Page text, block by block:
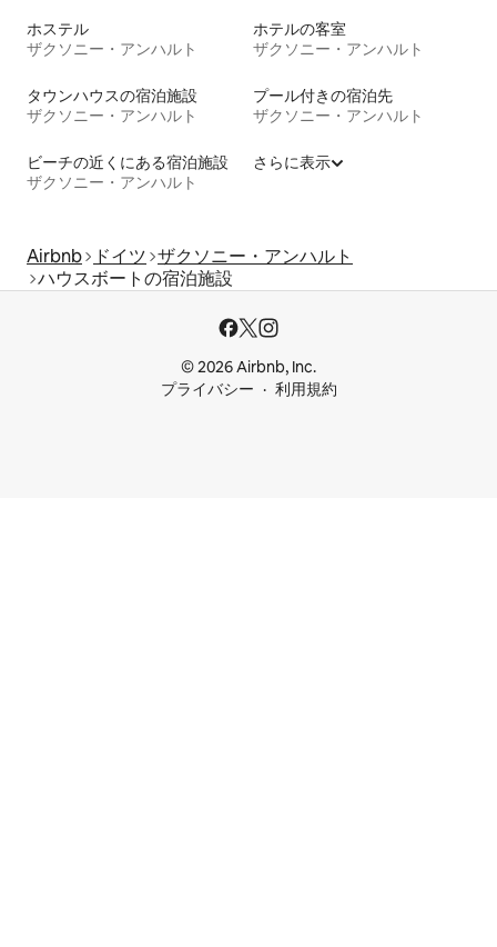
ホステル
ザクソニー・アンハルト
ホテルの客室
ザクソニー・アンハルト
タウンハウスの宿泊施設
ザクソニー・アンハルト
プール付きの宿泊先
ザクソニー・アンハルト
ビーチの近くにある宿泊施設
ザクソニー・アンハルト
さらに表示
Airbnb ドイツ ザクソニー・アンハルト
ハウスボートの宿泊施設
© 2026 Airbnb, Inc.
プライバシー
利用規約